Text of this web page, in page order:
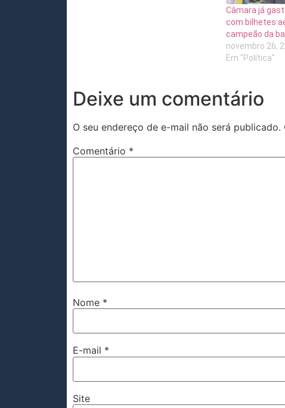
Câmara já
com bilhetes
campeão da
novembro 26,
Em "Política"
Deixe um comentário
O seu endereço de e-mail não será publicado.
Comentário *
Nome *
E-mail *
Site